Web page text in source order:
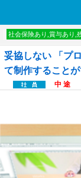
社会保険あり,賞与あり,
妥協しない 「プ
て制作することが
中 途